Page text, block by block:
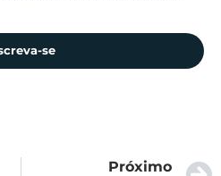
se
Próximo